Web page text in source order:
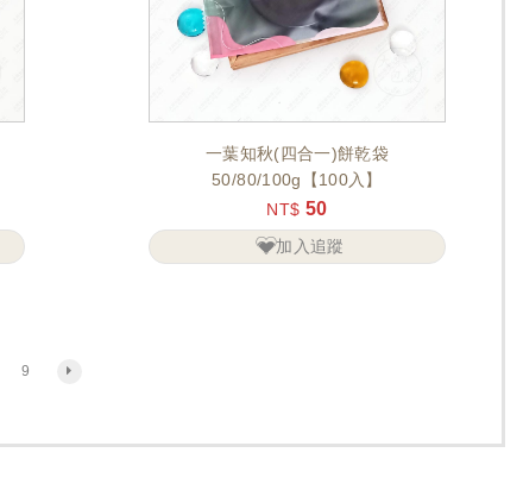
一葉知秋(四合一)餅乾袋
50/80/100g【100入】
NT$ 50
加入追蹤
9